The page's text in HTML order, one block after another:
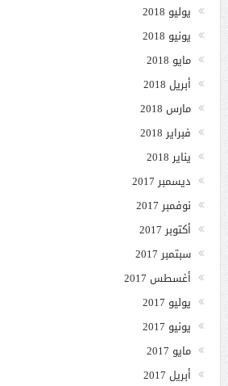
يوليو 2018
يونيو 2018
مايو 2018
أبريل 2018
مارس 2018
فبراير 2018
يناير 2018
ديسمبر 2017
نوفمبر 2017
أكتوبر 2017
سبتمبر 2017
أغسطس 2017
يوليو 2017
يونيو 2017
مايو 2017
أبريل 2017